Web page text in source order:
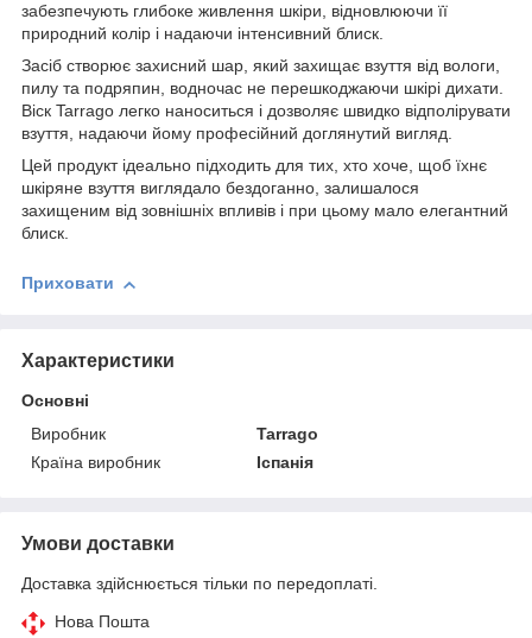
забезпечують глибоке живлення шкіри, відновлюючи її
природний колір і надаючи інтенсивний блиск.
Засіб створює захисний шар, який захищає взуття від вологи,
пилу та подряпин, водночас не перешкоджаючи шкірі дихати.
Віск Tarrago легко наноситься і дозволяє швидко відполірувати
взуття, надаючи йому професійний доглянутий вигляд.
Цей продукт ідеально підходить для тих, хто хоче, щоб їхнє
шкіряне взуття виглядало бездоганно, залишалося
захищеним від зовнішніх впливів і при цьому мало елегантний
блиск.
Приховати
Характеристики
Основні
Виробник
Tarrago
Країна виробник
Іспанія
Умови доставки
Доставка здійснюється тільки по передоплаті.
Нова Пошта